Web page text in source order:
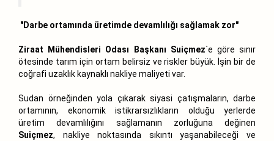
"Darbe ortamında üretimde devamlılığı sağlamak zor"
Ziraat Mühendisleri Odası Başkanı Suiçmez`e göre sınır
ötesinde tarım için ortam belirsiz ve riskler büyük. İşin bir de
coğrafi uzaklık kaynaklı nakliye maliyeti var.
Sudan örneğinden yola çıkarak siyasi çatışmaların, darbe
ortamının, ekonomik istikrarsızlıkların olduğu yerlerde
üretim devamlılığını sağlamanın zorluğuna değinen
Suiçmez, nakliye noktasında sıkıntı yaşanabileceği ve